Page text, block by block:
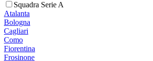
Squadra Serie A
Atalanta
Bologna
Cagliari
Como
Fiorentina
Frosinone